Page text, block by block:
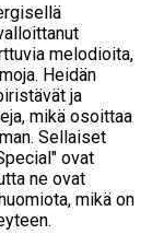
melodioita,
Heidän
ja
mikä osoittaa
Sellaiset
ovat
ne ovat
mikä on